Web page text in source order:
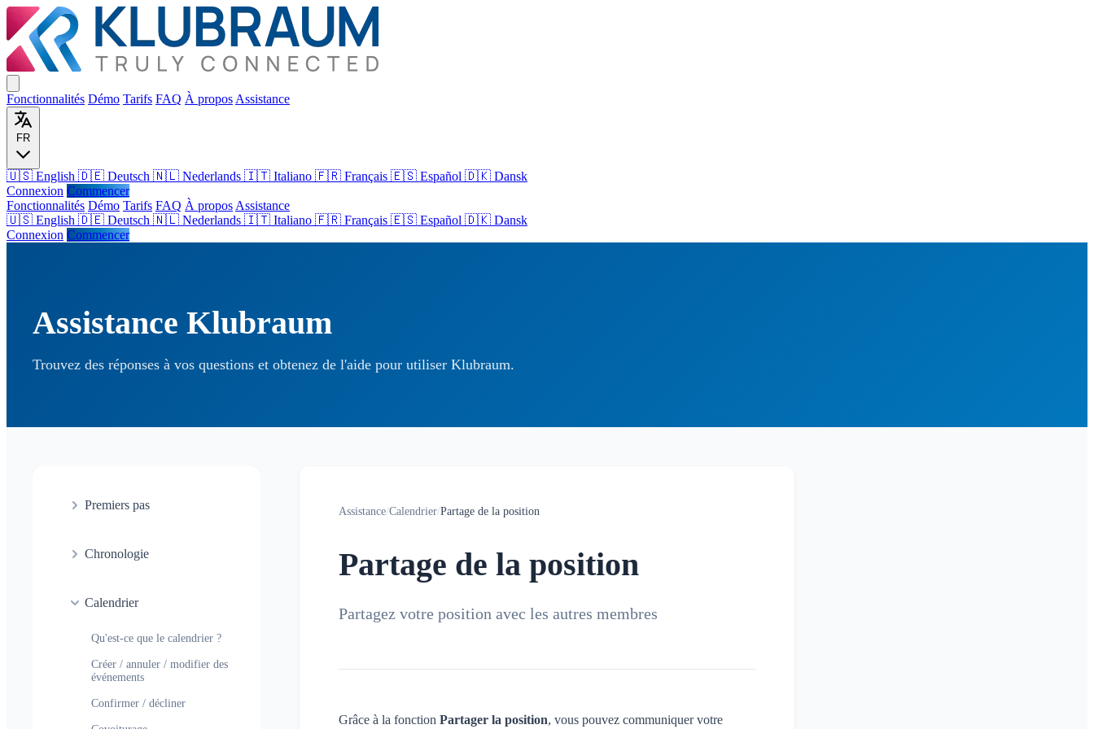
Fonctionnalités Démo Tarifs FAQ À propos Assistance
FR
🇺🇸 English 🇩🇪 Deutsch 🇳🇱 Nederlands 🇮🇹 Italiano 🇫🇷 Français 🇪🇸 Español 🇩🇰 Dansk
Connexion Commencer
Fonctionnalités Démo Tarifs FAQ À propos Assistance
🇺🇸 English 🇩🇪 Deutsch 🇳🇱 Nederlands 🇮🇹 Italiano 🇫🇷 Français 🇪🇸 Español 🇩🇰 Dansk
Connexion Commencer
Assistance Klubraum
Trouvez des réponses à vos questions et obtenez de l'aide pour utiliser Klubraum.
Premiers pas
Conseils pour utiliser
l'application
Conseils pour le déploiement
Les enfants dans Klubraum
Chronologie
?
Calendrier
Qu'est-ce que le calendrier ?
Créer / annuler / modifier des
événements
Confirmer / décliner
Assistance/Calendrier/Partage de la position
Partage de la position
Partagez votre position avec les autres membres
Grâce à la fonction Partager la position, vous pouvez communiquer votre